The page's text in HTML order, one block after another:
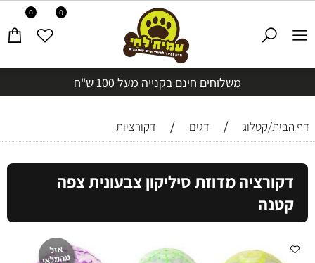
משלוחים חינם בקנייה מעל 100 ש"ח
0 0
דף הבית/קטלוג / דגים / דקורציות
דקורציה מדוזת סיליקון צבעונית צפה
קטנה